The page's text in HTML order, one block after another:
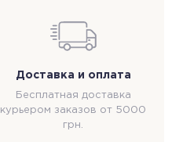
Доставка и оплата
Бесплатная доставка
курьером заказов от 5000
грн.